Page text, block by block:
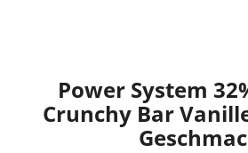
Power System
Crunchy Bar